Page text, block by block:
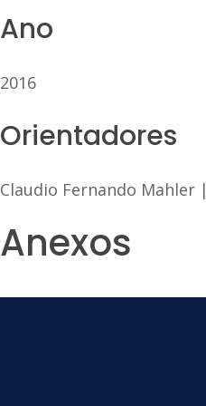
Ano
2016
Orientadores
Claudio Fernando Mahler|
Anexos